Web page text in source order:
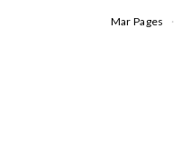
Mar Pages